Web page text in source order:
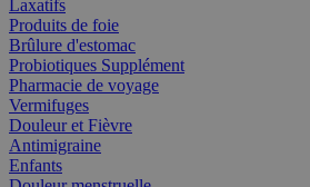
Laxatifs
Produits de foie
Brûlure d'estomac
Probiotiques Supplément
Pharmacie de voyage
Vermifuges
Douleur et Fièvre
Antimigraine
Enfants